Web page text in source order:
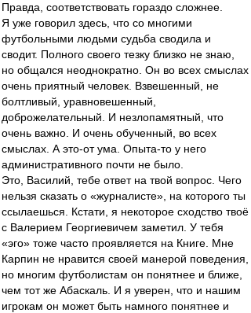
Правда, соответствовать гораздо сложнее.
Я уже говорил здесь, что со многими
футбольными людьми судьба сводила и
сводит. Полного своего тезку близко не знаю,
но общался неоднократно. Он во всех смыслах
очень приятный человек. Взвешенный, не
болтливый, уравновешенный,
доброжелательный. И незлопамятный, что
очень важно. И очень обученный, во всех
смыслах. А это-от ума. Опыта-то у него
административного почти не было.
Это, Василий, тебе ответ на твой вопрос. Чего
нельзя сказать о «журналисте», на которого ты
ссылаешься. Кстати, я некоторое сходство твоё
с Валерием Георгиевичем заметил. У тебя
«эго» тоже часто проявляется на Книге. Мне
Карпин не нравится своей манерой поведения,
но многим футболистам он понятнее и ближе,
чем тот же Абаскаль. И я уверен, что и нашим
игрокам он может быть намного понятнее и